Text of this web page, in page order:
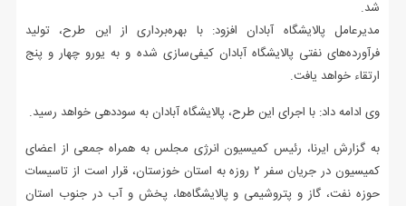
شد.
مدیرعامل پالایشگاه آبادان افزود: با بهره‌برداری از این طرح، تولید
فرآورده‌های نفتی پالایشگاه آبادان کیفی‌سازی شده و به یورو چهار و پنج
ارتقاء خواهد یافت.
وی ادامه داد: با اجرای این طرح، پالایشگاه آبادان به سوددهی خواهد رسید.
به گزارش ایرنا، رئیس کمیسیون انرژی مجلس به همراه جمعی از اعضای
کمیسیون در جریان سفر ۲ روزه به استان خوزستان، قرار است از تاسیسات
حوزه نفت، گاز و پتروشیمی و پالایشگاه‌ها، پخش و آب در جنوب استان